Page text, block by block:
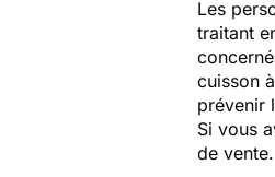
Les
traitant
cuisson
prévenir
Si vous
de vente.